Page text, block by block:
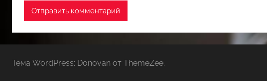
Тема WordPress: Donovan от ThemeZee.